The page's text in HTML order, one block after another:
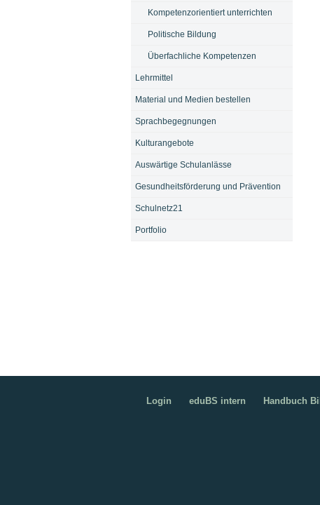
Kompetenzorientiert unterrichten
Politische Bildung
Überfachliche Kompetenzen
Lehrmittel
Material und Medien bestellen
Sprachbegegnungen
Kulturangebote
Auswärtige Schulanlässe
Gesundheitsförderung und Prävention
Schulnetz21
Portfolio
Login eduBS intern Handbuch